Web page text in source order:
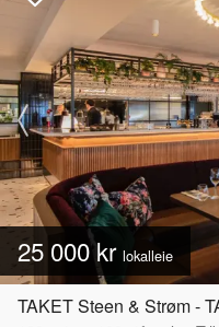
25 000 kr lokalleie
TAKET Steen & Strøm -